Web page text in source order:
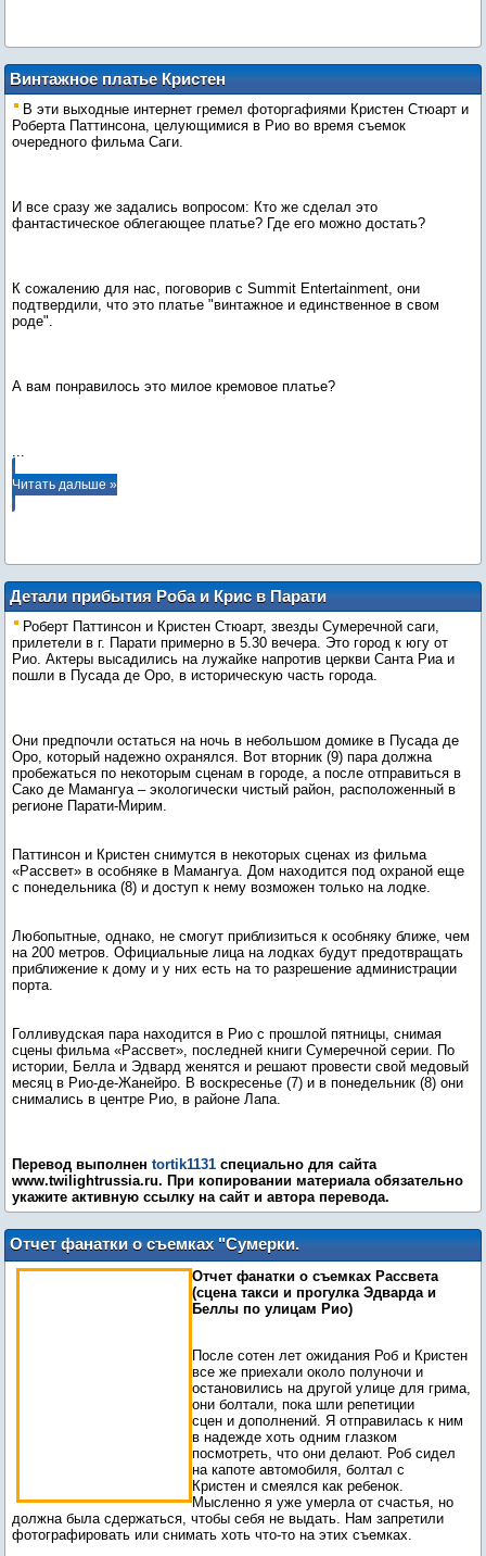
Винтажное платье Кристен
В эти выходные интернет гремел фоторгафиями Кристен Стюарт и
Роберта Паттинсона, целующимися в Рио во время съемок
очередного фильма Саги.
И все сразу же задались вопросом: Кто же сделал это
фантастическое облегающее платье? Где его можно достать?
К сожалению для нас, поговорив с Summit Entertainment, они
подтвердили, что это платье "винтажное и единственное в свом
роде".
А вам понравилось это милое кремовое платье?
...
Читать дальше »
Детали прибытия Роба и Крис в Парати
Роберт Паттинсон и Кристен Стюарт, звезды Сумеречной саги,
прилетели в г. Парати примерно в 5.30 вечера. Это город к югу от
Рио. Актеры высадились на лужайке напротив церкви Санта Риа и
пошли в Пусада де Оро, в историческую часть города.
Они предпочли остаться на ночь в небольшом домике в Пусада де
Оро, который надежно охранялся. Вот вторник (9) пара должна
пробежаться по некоторым сценам в городе, а после отправиться в
Сако де Мамангуа – экологически чистый район, расположенный в
регионе Парати-Мирим.
Паттинсон и Кристен снимутся в некоторых сценах из фильма
«Рассвет» в особняке в Мамангуа. Дом находится под охраной еще
с понедельника (8) и доступ к нему возможен только на лодке.
Любопытные, однако, не смогут приблизиться к особняку ближе, чем
на 200 метров. Официальные лица на лодках будут предотвращать
приближение к дому и у них есть на то разрешение администрации
порта.
Голливудская пара находится в Рио с прошлой пятницы, снимая
сцены фильма «Рассвет», последней книги Сумеречной серии. По
истории, Белла и Эдвард женятся и решают провести свой медовый
месяц в Рио-де-Жанейро. В воскресенье (7) и в понедельник (8) они
снимались в центре Рио, в районе Лапа.
Перевод выполнен tortik1131 специально для сайта
www.twilightrussia.ru. При копировании материала обязательно
укажите активную ссылку на сайт и автора перевода.
Отчет фанатки о съемках "Сумерки.
Сага. Рассвет"
Отчет фанатки о съемках Рассвета
(сцена такси и прогулка Эдварда и
Беллы по улицам Рио)
После сотен лет ожидания Роб и Кристен
все же приехали около полуночи и
остановились на другой улице для грима,
они болтали, пока шли репетиции
сцен и дополнений. Я отправилась к ним
в надежде хоть одним глазком
посмотреть, что они делают. Роб сидел
на капоте автомобиля, болтал с
Кристен и смеялся как ребенок.
Мысленно я уже умерла от счастья, но
должна была сдержаться, чтобы себя не выдать. Нам запретили
фотографировать или снимать хоть что-то на этих съемках.